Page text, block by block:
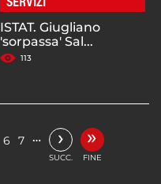
SERVIZI
ISTAT. Giugliano
'sorpassa' Sal...
113
6 7 … ›
SUCC.
»
FINE